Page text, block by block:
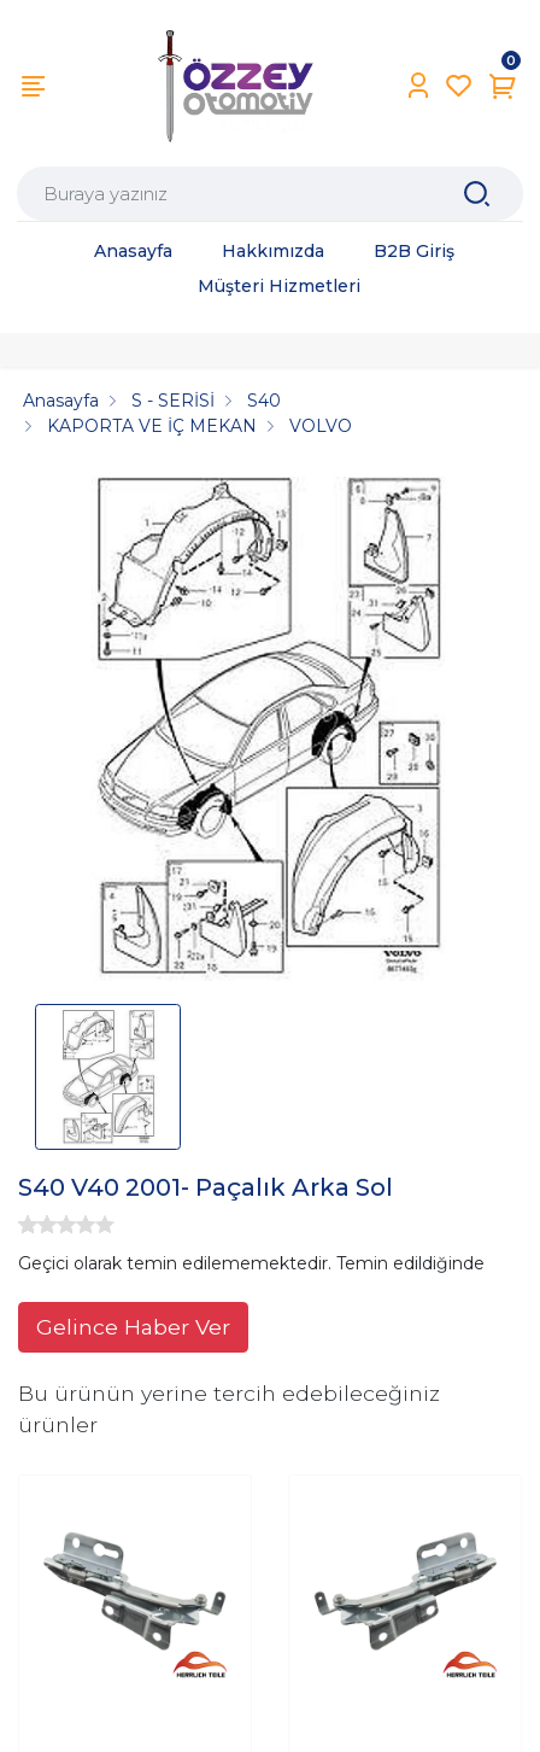
0
Anasayfa Hakkımızda
B2B Giriş
Müşteri Hizmetleri
Anasayfa S - SERİSİ
S40
KAPORTA VE İÇ MEKAN
VOLVO
S40 V40 2001- Paçalık Arka Sol
Geçici olarak temin edilememektedir. Temin edildiğinde
Gelince Haber Ver
Bu ürünün yerine tercih edebileceğiniz
ürünler